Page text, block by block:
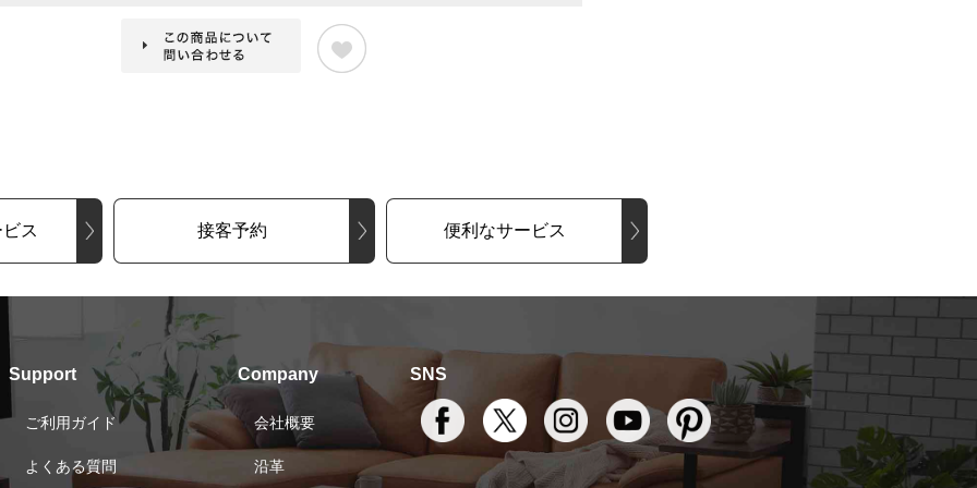
ス 接客予約 便利なサービス
Support
ご利用ガイド
よくある質問
Company
会社概要
沿革
SNS